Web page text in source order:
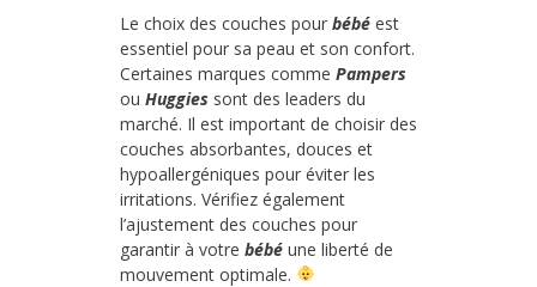
Le choix des couches pour bébé est
essentiel pour sa peau et son confort.
Certaines marques comme Pampers
ou Huggies sont des leaders du
marché. Il est important de choisir des
couches absorbantes, douces et
hypoallergéniques pour éviter les
irritations. Vérifiez également
l’ajustement des couches pour
garantir à votre bébé une liberté de
mouvement optimale.